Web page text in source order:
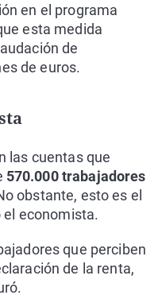
en el programa
esta medida
de
de euros.
las cuentas que
570.000 trabajadores
obstante, esto es el
el economista.
que perciben
de la renta,